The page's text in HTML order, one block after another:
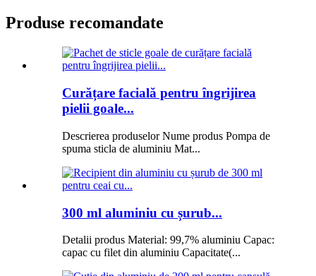
Produse recomandate
Curățare facială pentru îngrijirea
pielii goale...
Descrierea produselor Nume produs Pompa de
spuma sticla de aluminiu Mat...
300 ml aluminiu cu șurub...
Detalii produs Material: 99,7% aluminiu Capac:
capac cu filet din aluminiu Capacitate(...